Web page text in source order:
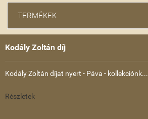
TERMÉKEK
Kodály Zoltán díj
Kodály Zoltán díjat nyert - Páva - kollekciónk...
Részletek